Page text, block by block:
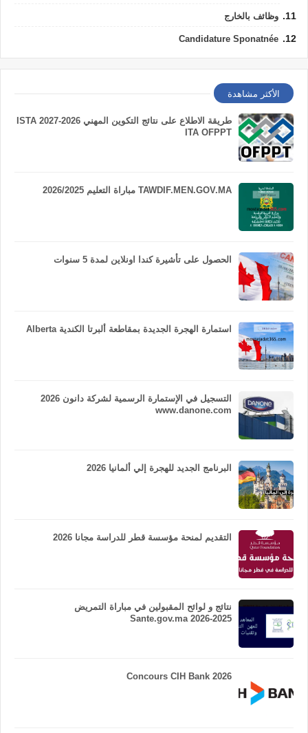
وظائف بالخارج
Candidature Sponatnée
الأكثر مشاهدة
طريقة الاطلاع على نتائج التكوين المهني 2026-2027 ISTA
ITA OFPPT
TAWDIF.MEN.GOV.MA مباراة التعليم 2026/2025
الحصول على تأشيرة كندا اونلاين لمدة 5 سنوات
استمارة الهجرة الجديدة بمقاطعة ألبرتا الكندية Alberta
التسجيل في الإستمارة الرسمية لشركة دانون 2026
www.danone.com
البرنامج الجديد للهجرة إلي ألمانيا 2026
التقديم لمنحة مؤسسة قطر للدراسة مجانا 2026
نتائج و لوائح المقبولين في مباراة التمريض
Sante.gov.ma 2026-2025
Concours CIH Bank 2026